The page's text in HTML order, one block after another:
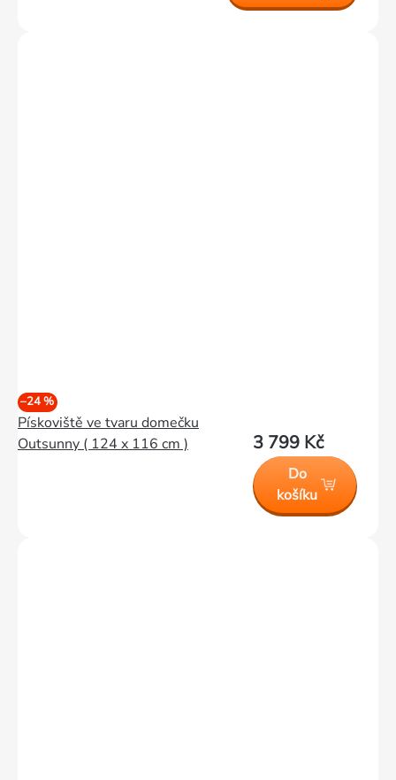
–24 %
Pískoviště ve tvaru domečku
Outsunny ( 124 x 116 cm )
3 799 Kč
Do
košíku